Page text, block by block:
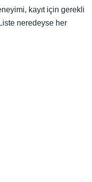
kayıt için gerekli
neredeyse her